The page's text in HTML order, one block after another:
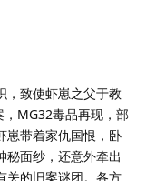
致使虾崽之父于教
MG32毒品再现，部
崽带着家仇国恨，卧
秘面纱，还意外牵出
关的旧案谜团。各方